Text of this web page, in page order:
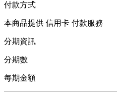
付款方式
本商品提供 信用卡 付款服務
分期資訊
分期數
每期金額